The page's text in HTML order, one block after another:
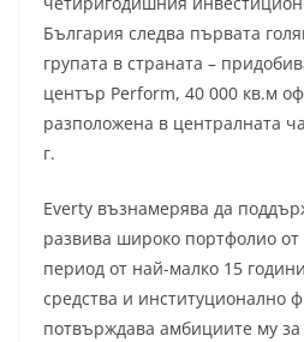
България следва първата
групата в страната –
център Perform, 40 000 кв.м
разположена в централната
г.
Everty възнамерява да
развива широко портфолио
период от най-малко 15
средства и институционално
потвърждава амбициите му